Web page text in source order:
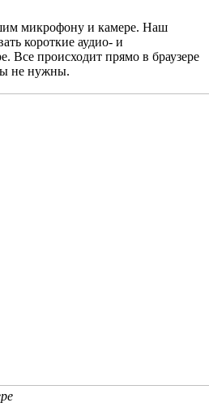
микрофону и камере. Наш
короткие аудио- и
Все происходит прямо в браузере
не нужны.